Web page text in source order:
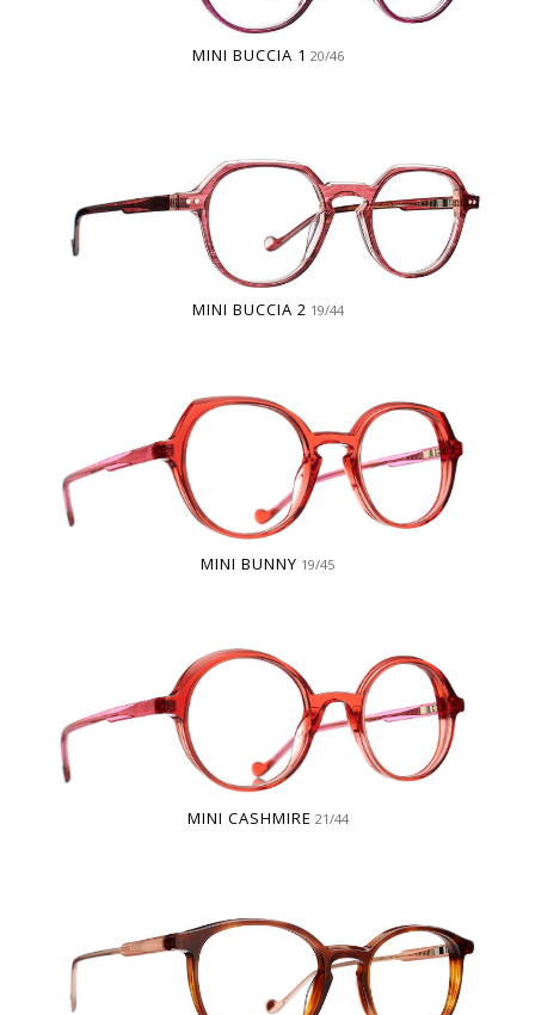
MINI BUCCIA 1 20/46
MINI BUCCIA 2 19/44
MINI BUNNY 19/45
MINI CASHMIRE 21/44